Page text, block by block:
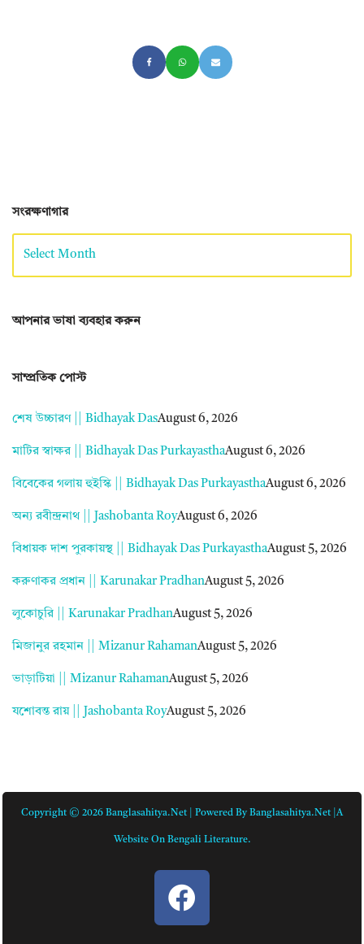
সংরক্ষণাগার
আপনার ভাষা ব্যবহার করুন
সাম্প্রতিক পোস্ট
শেষ উচ্চারণ || Bidhayak DasAugust 6, 2026
মাটির স্বাক্ষর || Bidhayak Das PurkayasthaAugust 6, 2026
বিবেকের গলায় হুইস্কি || Bidhayak Das PurkayasthaAugust 6, 2026
অন্য রবীন্দ্রনাথ || Jashobanta RoyAugust 6, 2026
বিধায়ক দাশ পুরকায়স্থ || Bidhayak Das PurkayasthaAugust 5, 2026
করুণাকর প্রধান || Karunakar PradhanAugust 5, 2026
লুকোচুরি || Karunakar PradhanAugust 5, 2026
মিজানুর রহমান || Mizanur RahamanAugust 5, 2026
ভাড়াটিয়া || Mizanur RahamanAugust 5, 2026
যশোবন্ত রায় || Jashobanta RoyAugust 5, 2026
Copyright © 2026 Banglasahitya.net | Powered By Banglasahitya.net |A
Website On Bengali Literature.